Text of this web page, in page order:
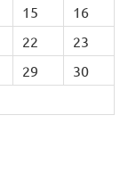
15
16
22
23
29
30